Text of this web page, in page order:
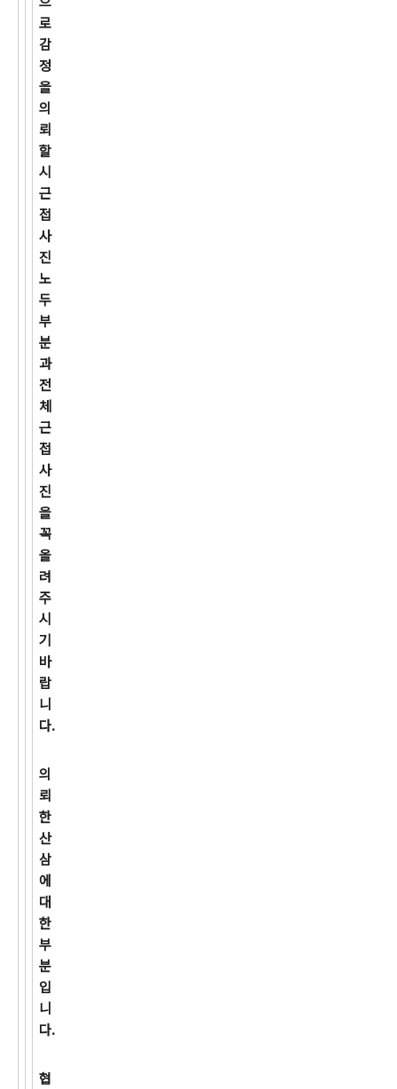
로
감
정
을
의
뢰
할
시
근
접
사
진
노
두
부
분
과
전
체
근
접
사
진
을
꼭
올
려
주
시
기
바
랍
니
다.
의
뢰
한
산
삼
에
대
한
부
분
입
니
다.
협